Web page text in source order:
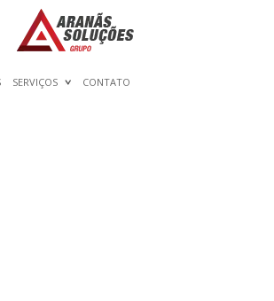
SERVIÇOS CONTATO